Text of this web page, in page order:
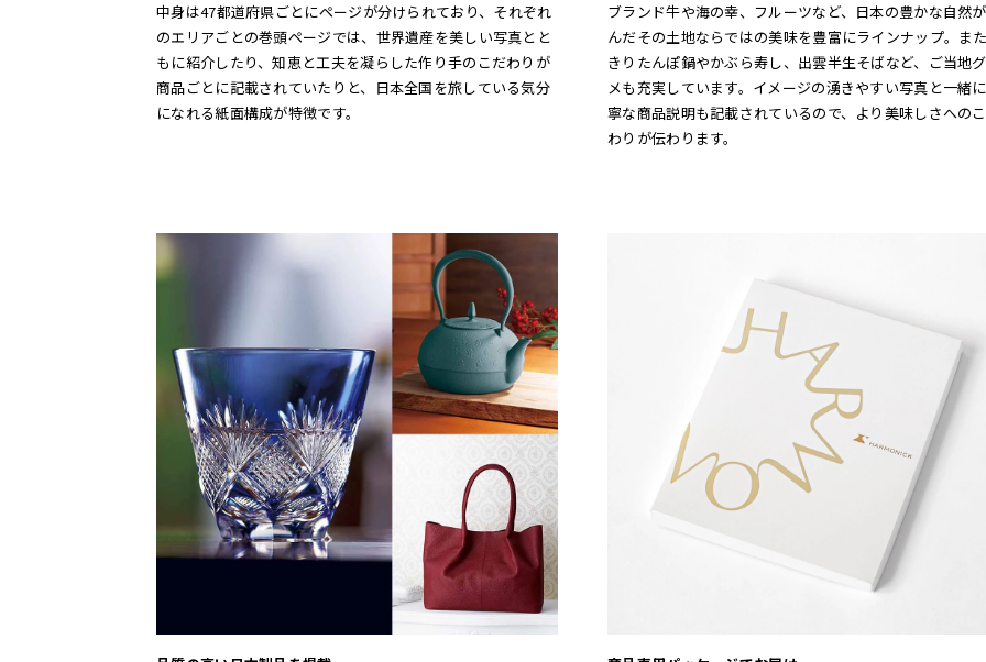
中身は47都道府県ごとにページが分けられており、それぞれ
のエリアごとの巻頭ページでは、世界遺産を美しい写真とと
もに紹介したり、知恵と工夫を凝らした作り手のこだわりが
商品ごとに記載されていたりと、日本全国を旅している気分
になれる紙面構成が特徴です。
ブランド牛や海の幸、フルーツなど、日本の豊かな自然
んだその土地ならではの美味を豊富にラインナップ。ま
きりたんぽ鍋やかぶら寿し、出雲半生そばなど、ご当地
メも充実しています。イメージの湧きやすい写真と一緒
寧な商品説明も記載されているので、より美味しさへの
わりが伝わります。